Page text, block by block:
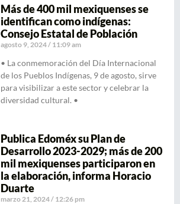
Más de 400 mil mexiquenses se
identifican como indígenas:
Consejo Estatal de Población
agosto 9, 2024 11:09 am
• La conmemoración del Día Internacional
de los Pueblos Indígenas, 9 de agosto, sirve
para visibilizar a este sector y celebrar la
diversidad cultural. •
Publica Edoméx su Plan de
Desarrollo 2023-2029; más de 200
mil mexiquenses participaron en
la elaboración, informa Horacio
Duarte
marzo 21, 2024 12:26 pm